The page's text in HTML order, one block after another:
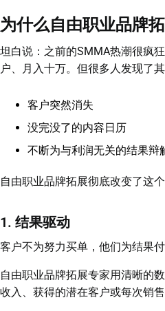
为什么自由职业品牌
坦白说：之前的SMMA热潮很疯
户、月入十万。但很多人发现了
客户突然消失
没完没了的内容日历
不断为与利润无关的结果辩
自由职业品牌拓展彻底改变了这
1. 结果驱动
客户不为努力买单，他们为结果付
自由职业品牌拓展专家用清晰的
收入、获得的潜在客户或每次销售